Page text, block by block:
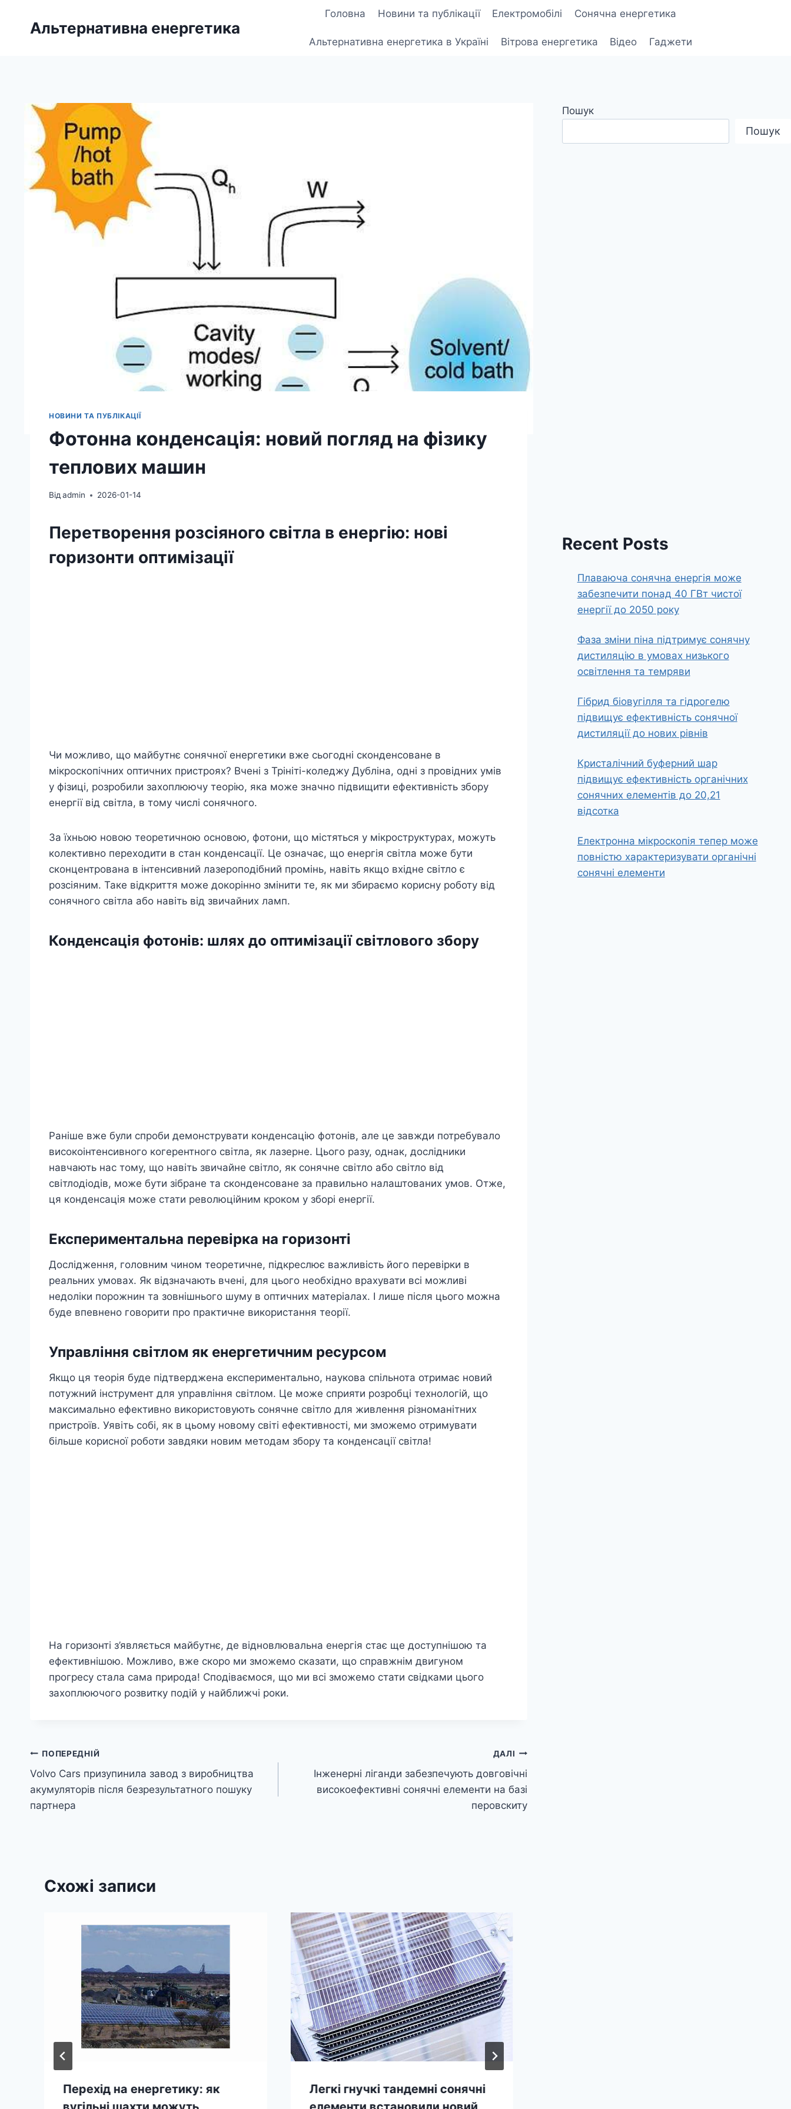
Альтернативна енергетика
Головна Новини та публікації Електромобілі Сонячна енергетика
Альтернативна енергетика в Україні Вітрова енергетика Відео Гаджети
НОВИНИ ТА ПУБЛІКАЦІЇ
Фотонна конденсація: новий погляд на фізику
теплових машин
Відadmin 2026-01-14
Перетворення розсіяного світла в енергію: нові
горизонти оптимізації
Чи можливо, що майбутнє сонячної енергетики вже сьогодні сконденсоване в
мікроскопічних оптичних пристроях? Вчені з Трініті-коледжу Дубліна, одні з провідних умів
у фізиці, розробили захоплюючу теорію, яка може значно підвищити ефективність збору
енергії від світла, в тому числі сонячного.
За їхньою новою теоретичною основою, фотони, що містяться у мікроструктурах, можуть
колективно переходити в стан конденсації. Це означає, що енергія світла може бути
сконцентрована в інтенсивний лазероподібний промінь, навіть якщо вхідне світло є
розсіяним. Таке відкриття може докорінно змінити те, як ми збираємо корисну роботу від
сонячного світла або навіть від звичайних ламп.
Конденсація фотонів: шлях до оптимізації світлового збору
Раніше вже були спроби демонструвати конденсацію фотонів, але це завжди потребувало
високоінтенсивного когерентного світла, як лазерне. Цього разу, однак, дослідники
навчають нас тому, що навіть звичайне світло, як сонячне світло або світло від
світлодіодів, може бути зібране та сконденсоване за правильно налаштованих умов. Отже,
ця конденсація може стати революційним кроком у зборі енергії.
Експериментальна перевірка на горизонті
Дослідження, головним чином теоретичне, підкреслює важливість його перевірки в
реальних умовах. Як відзначають вчені, для цього необхідно врахувати всі можливі
недоліки порожнин та зовнішнього шуму в оптичних матеріалах. І лише після цього можна
буде впевнено говорити про практичне використання теорії.
Управління світлом як енергетичним ресурсом
Якщо ця теорія буде підтверджена експериментально, наукова спільнота отримає новий
потужний інструмент для управління світлом. Це може сприяти розробці технологій, що
максимально ефективно використовують сонячне світло для живлення різноманітних
пристроїв. Уявіть собі, як в цьому новому світі ефективності, ми зможемо отримувати
більше корисної роботи завдяки новим методам збору та конденсації світла!
На горизонті з’являється майбутнє, де відновлювальна енергія стає ще доступнішою та
ефективнішою. Можливо, вже скоро ми зможемо сказати, що справжнім двигуном
прогресу стала сама природа! Сподіваємося, що ми всі зможемо стати свідками цього
захоплюючого розвитку подій у найближчі роки.
Навігація
записів
ПОПЕРЕДНІЙ
Volvo Cars призупинила завод з виробництва
акумуляторів після безрезультатного пошуку
партнера
ДАЛІ
Інженерні ліганди забезпечують довговічні
високоефективні сонячні елементи на базі
перовскиту
Схожі записи
Перехід на енергетику: як
Легкі гнучкі тандемні сонячні
Пошук
Пошук
Recent Posts
Плаваюча сонячна енергія може
забезпечити понад 40 ГВт чистої
енергії до 2050 року
Фаза зміни піна підтримує сонячну
дистиляцію в умовах низького
освітлення та темряви
Гібрид біовугілля та гідрогелю
підвищує ефективність сонячної
дистиляції до нових рівнів
Кристалічний буферний шар
підвищує ефективність органічних
сонячних елементів до 20,21
відсотка
Електронна мікроскопія тепер може
повністю характеризувати органічні
сонячні елементи